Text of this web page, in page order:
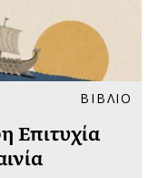
ΒΙΒΛΙΟ
Επιτυχία